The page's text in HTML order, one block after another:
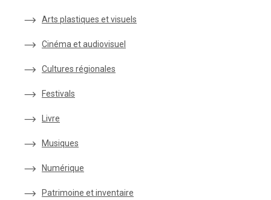
Arts plastiques et visuels
Cinéma et audiovisuel
Cultures régionales
Festivals
Livre
Musiques
Numérique
Patrimoine et inventaire